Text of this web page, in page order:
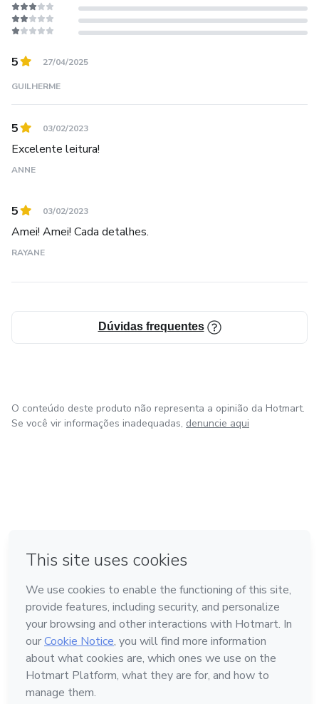
5 27/04/2025
GUILHERME
5 03/02/2023
Excelente leitura!
ANNE
5 03/02/2023
Amei! Amei! Cada detalhes.
RAYANE
Dúvidas frequentes
O conteúdo deste produto não representa a opinião da Hotmart.
Se você vir informações inadequadas, denuncie aqui
Feito com ❤ em Bogotá
Conheça a Hotmart
Idioma
Português